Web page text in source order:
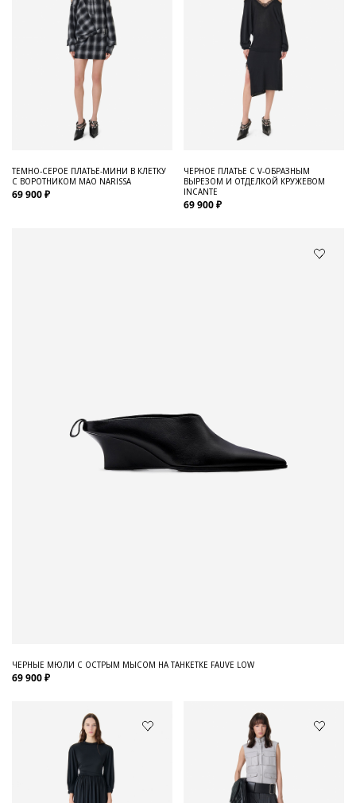
ТЕМНО-СЕРОЕ ПЛАТЬЕ-МИНИ В КЛЕТКУ
С ВОРОТНИКОМ МАО NARISSA
69 900 ₽
ЧЕРНОЕ ПЛАТЬЕ С V-ОБРАЗНЫМ
ВЫРЕЗОМ И ОТДЕЛКОЙ КРУЖЕВОМ
INCANTE
69 900 ₽
ЧЕРНЫЕ МЮЛИ С ОСТРЫМ МЫСОМ НА ТАНКЕТКЕ FAUVE LOW
69 900 ₽